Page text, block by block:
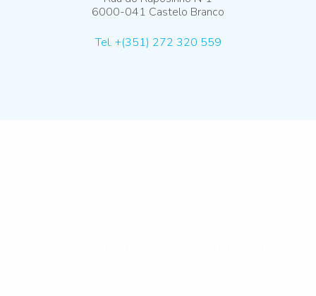
6000-041 Castelo Branco
Tel. +(351) 272 320 559